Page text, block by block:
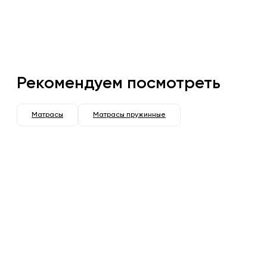
Рекомендуем посмотреть
Матрасы Матрасы пружинные